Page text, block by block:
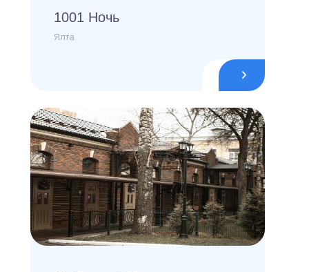
1001 Ночь
Ялта